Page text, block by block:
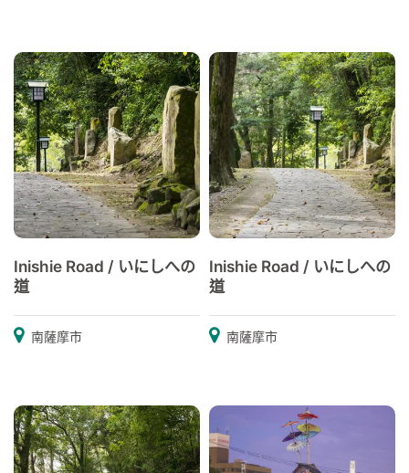
Inishie Road / いにしへの
道
南薩摩市
Inishie Road / いにしへの
道
南薩摩市